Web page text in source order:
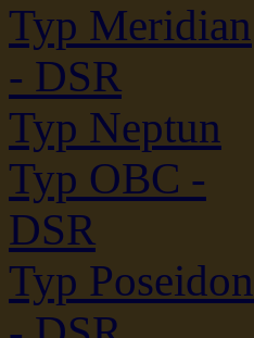
Typ Meridian
- DSR
Typ Neptun
Typ OBC -
DSR
Typ Poseidon